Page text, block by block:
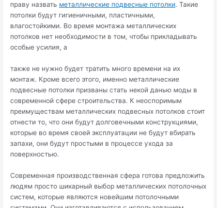
праву назвать металлические подвесные потолки. Такие
потолки будут гигиеничными, пластичными,
влагостойкими. Во время монтажа металлических
потолков нет необходимости в том, чтобы прикладывать
особые усилия, а
также не нужно будет тратить много времени на их
монтаж. Кроме всего этого, именно металлические
подвесные потолки призваны стать некой данью моды в
современной сфере строительства. К неоспоримым
преимуществам металлических подвесных потолков стоит
отнести то, что они будут долговечными конструкциями,
которые во время своей эксплуатации не будут вбирать
запахи, они будут простыми в процессе ухода за
поверхностью.
Современная производственная сфера готова предложить
людям просто шикарный выбор металлических потолочных
систем, которые являются новейшим потолочными